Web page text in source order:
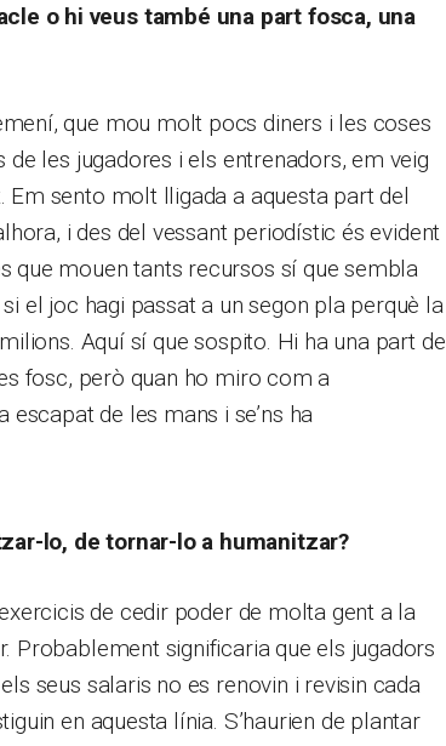
o hi veus també una part fosca, una
que mou molt pocs diners i les coses
les jugadores i els entrenadors, em veig
Em sento molt lligada a aquesta part del
i des del vessant periodístic és evident
que mouen tants recursos sí que sembla
el joc hagi passat a un segon pla perquè la
Aquí sí que sospito. Hi ha una part de
fosc, però quan ho miro com a
escapat de les mans i se’ns ha
lo, de tornar-lo a humanitzar?
de cedir poder de molta gent a la
Probablement significaria que els jugadors
seus salaris no es renovin i revisin cada
en aquesta línia. S’haurien de plantar